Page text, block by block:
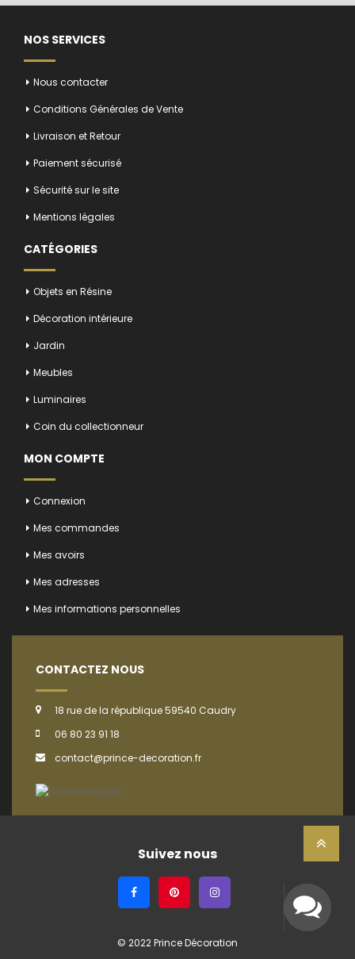
commerce de terroir.
NOS SERVICES
Nous contacter
Conditions Générales de Vente
Livraison et Retour
Paiement sécurisé
Sécurité sur le site
Mentions légales
CATÉGORIES
Objets en Résine
Décoration intérieure
Jardin
Meubles
Luminaires
Coin du collectionneur
MON COMPTE
Connexion
Mes commandes
Mes avoirs
Mes adresses
Mes informations personnelles
CONTACTEZ NOUS
18 rue de la république 59540 Caudry
06 80 23 91 18
contact@prince-decoration.fr
Suivez nous
© 2022 Prince Décoration